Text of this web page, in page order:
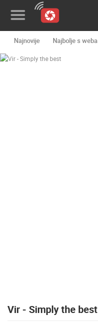
Novosti&Blog
WEB
KAMERE
Najnovije Najbolje s weba
Vir - Simply the best